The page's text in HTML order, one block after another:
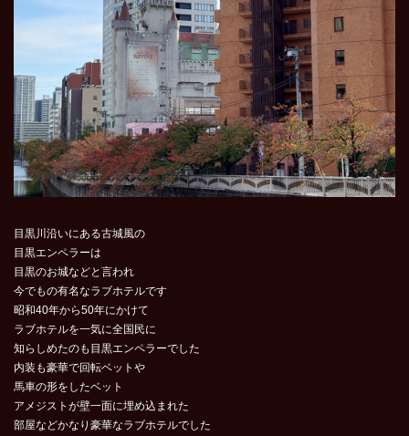
目黒川沿いにある古城風の
目黒エンペラーは
目黒のお城などと言われ
今でもの有名なラブホテルです
昭和40年から50年にかけて
ラブホテルを一気に全国民に
知らしめたのも目黒エンペラーでした
内装も豪華で回転ベットや
馬車の形をしたベット
アメジストが壁一面に埋め込まれた
部屋などかなり豪華なラブホテルでした